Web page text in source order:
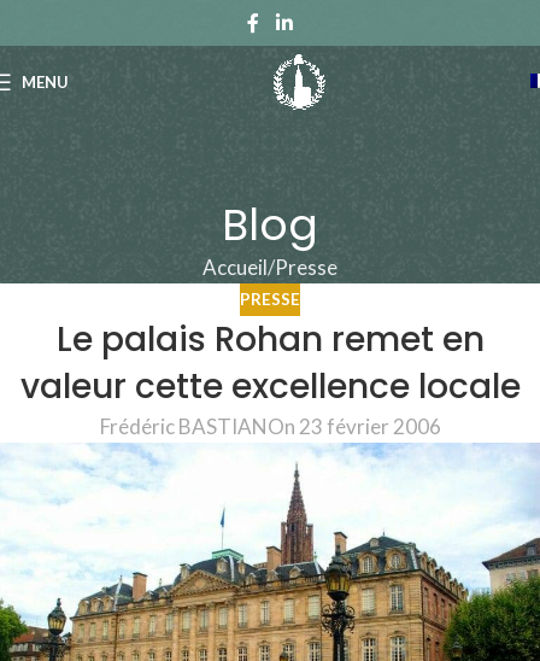
MENU
Blog
Accueil Presse
PRESSE
Le palais Rohan remet en
valeur cette excellence locale
Frédéric BASTIANOn 23 février 2006